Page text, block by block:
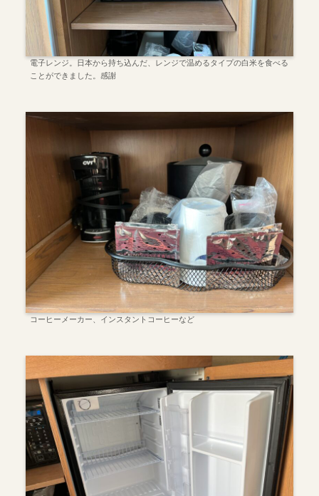
電子レンジ。日本から持ち込んだ、レンジで温めるタイプの白米を食べる
ことができました。感謝
コーヒーメーカー、インスタントコーヒーなど